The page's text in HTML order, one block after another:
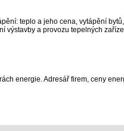
teplo a jeho cena, vytápění
výstavby a provozu tepelných
energie. Adresář firem, ceny